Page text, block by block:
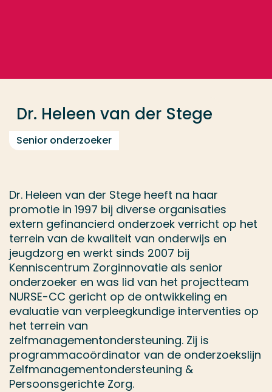
Dr. Heleen van der Stege
Senior onderzoeker
Dr. Heleen van der Stege heeft na haar
promotie in 1997 bij diverse organisaties
extern gefinancierd onderzoek verricht op het
terrein van de kwaliteit van onderwijs en
jeugdzorg en werkt sinds 2007 bij
Kenniscentrum Zorginnovatie als senior
onderzoeker en was lid van het projectteam
NURSE-CC gericht op de ontwikkeling en
evaluatie van verpleegkundige interventies op
het terrein van
zelfmanagementondersteuning. Zij is
programmacoördinator van de onderzoekslijn
Zelfmanagementondersteuning &
Persoonsgerichte Zorg.
Opleiding
Contact